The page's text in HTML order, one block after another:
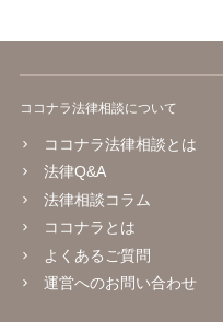
ココナラ法律相談について
ココナラ法律相談とは
法律Q&A
法律相談コラム
ココナラとは
よくあるご質問
運営へのお問い合わせ